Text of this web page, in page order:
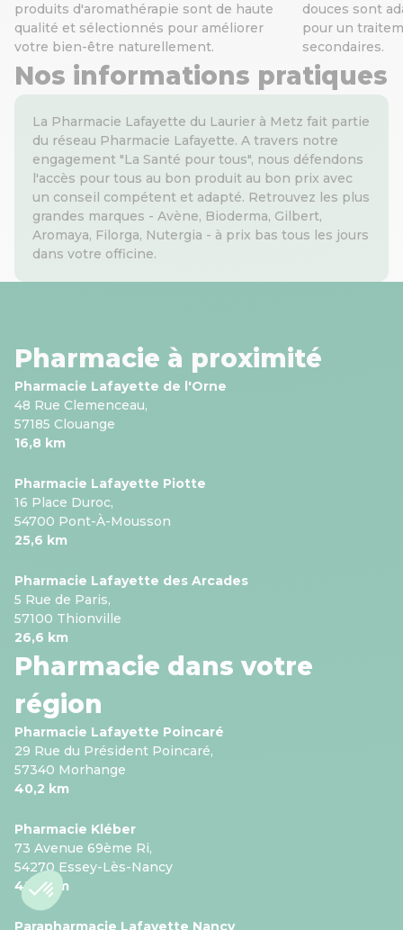
produits d'aromathérapie sont de haute
qualité et sélectionnés pour améliorer
votre bien-être naturellement.
douces sont
pour un
secondaires.
Nos informations pratiques
La Pharmacie Lafayette du Laurier à Metz fait partie
du réseau Pharmacie Lafayette. A travers notre
engagement "La Santé pour tous", nous défendons
l'accès pour tous au bon produit au bon prix avec
un conseil compétent et adapté. Retrouvez les plus
grandes marques - Avène, Bioderma, Gilbert,
Aromaya, Filorga, Nutergia - à prix bas tous les jours
dans votre officine.
Pharmacie à proximité
Pharmacie Lafayette de l'Orne
48 Rue Clemenceau,
57185 Clouange
16,8 km
Pharmacie Lafayette Piotte
16 Place Duroc,
54700 Pont-À-Mousson
25,6 km
Pharmacie Lafayette des Arcades
5 Rue de Paris,
57100 Thionville
26,6 km
Pharmacie dans votre
région
Pharmacie Lafayette Poincaré
29 Rue du Président Poincaré,
57340 Morhange
40,2 km
Pharmacie Kléber
73 Avenue 69ème Ri,
54270 Essey-Lès-Nancy
45,8 km
Parapharmacie Lafayette Nancy